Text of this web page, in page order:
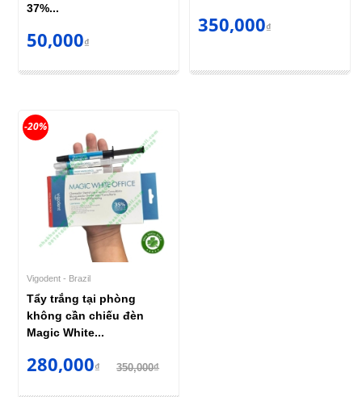
37%...
50,000₫
350,000₫
Vigodent - Brazil
Tẩy trắng tại phòng
không cần chiếu đèn
Magic White...
280,000₫350,000₫
-20%